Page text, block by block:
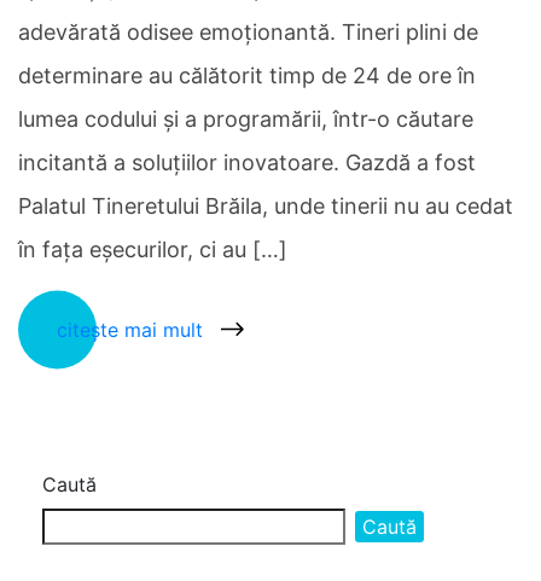
adevărată odisee emoționantă. Tineri plini de
determinare au călătorit timp de 24 de ore în
lumea codului și a programării, într-o căutare
incitantă a soluțiilor inovatoare. Gazdă a fost
Palatul Tineretului Brăila, unde tinerii nu au cedat
în fața eșecurilor, ci au […]
citește mai mult
Caută
Caută